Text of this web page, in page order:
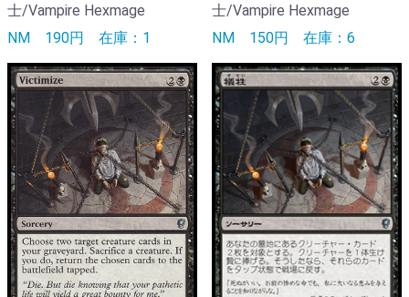
士/Vampire Hexmage
NM 190円 在庫：1
士/Vampire Hexmage
NM 150円 在庫：6